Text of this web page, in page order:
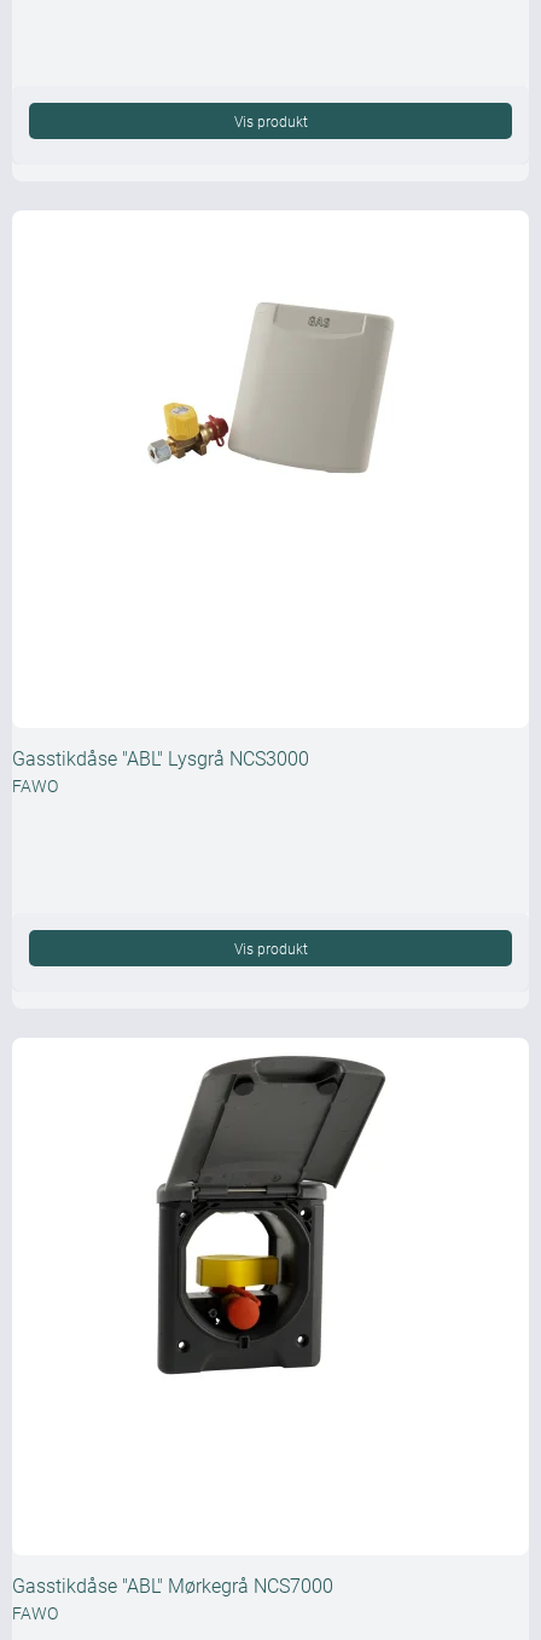
Vis produkt
Gasstikdåse "ABL" Lysgrå NCS3000
FAWO
Vis produkt
Gasstikdåse "ABL" Mørkegrå NCS7000
FAWO